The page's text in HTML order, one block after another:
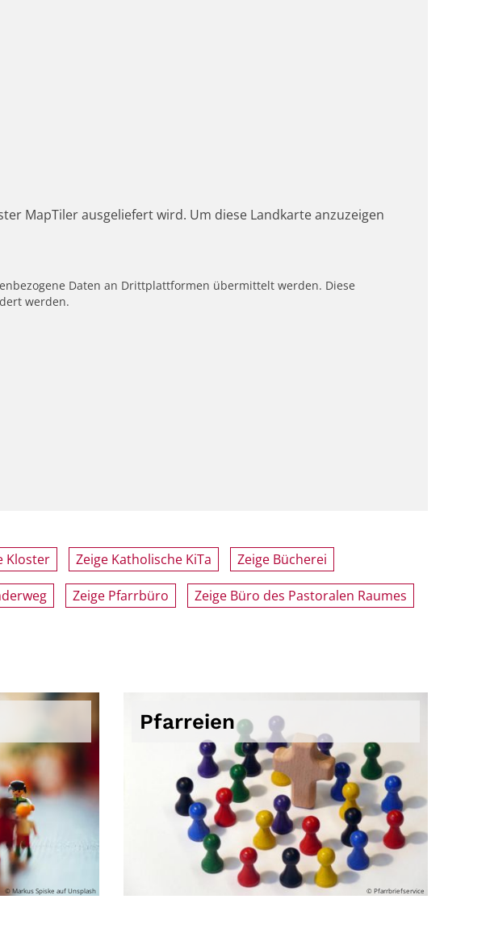
MapTiler ausgeliefert wird. Um diese Landkarte anzuzeigen
Daten an Drittplattformen übermittelt werden. Diese
werden.
Kloster Zeige Katholische KiTa Zeige Bücherei
Zeige Pfarrbüro Zeige Büro des Pastoralen Raumes
© Markus Spiske auf Unsplash
Pfarreien
© Pfarrbriefservice